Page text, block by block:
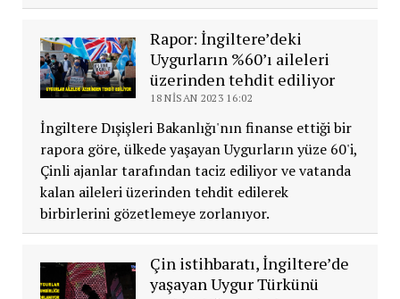
Rapor: İngiltere’deki
Uygurların %60’ı aileleri
üzerinden tehdit ediliyor
18 NISAN 2023 16:02
İngiltere Dışişleri Bakanlığı'nın finanse ettiği bir
rapora göre, ülkede yaşayan Uygurların yüze 60'i,
Çinli ajanlar tarafından taciz ediliyor ve vatanda
kalan aileleri üzerinden tehdit edilerek
birbirlerini gözetlemeye zorlanıyor.
Çin istihbaratı, İngiltere’de
yaşayan Uygur Türkünü